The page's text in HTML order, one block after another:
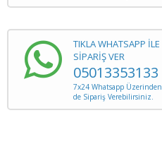
TIKLA WHATSAPP İLE
SİPARİŞ VER
05013353133
7x24 Whatsapp Üzerinden
de Sipariş Verebilirsiniz.